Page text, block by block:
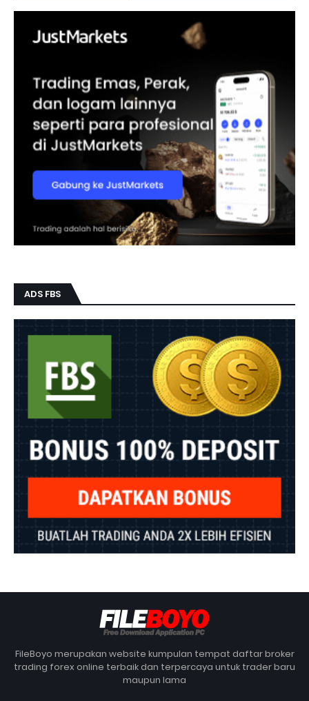
ADS FBS
FileBoyo merupakan website kumpulan tempat daftar broker
trading forex online terbaik dan terpercaya untuk trader baru
maupun lama